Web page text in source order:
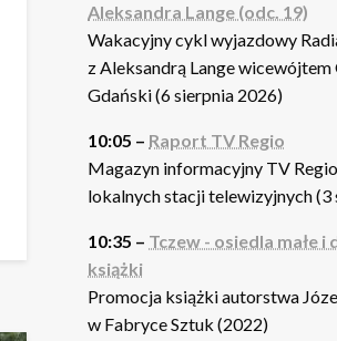
Aleksandra Lange (odc. 19)
Wakacyjny cykl wyjazdowy
z Aleksandrą Lange wicewójtem
Gdański (6 sierpnia 2026)
10:05 – Raport TV Regio
Magazyn informacyjny TV
lokalnych stacji telewizyjnych (3
10:35 – Tczew - osiedla małe i
książki
Promocja książki autorstwa
w Fabryce Sztuk (2022)